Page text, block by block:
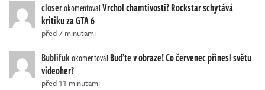
closerokomentovalVrchol chamtivosti? Rockstar schytává
kritiku za GTA 6
před 7 minutami
Bublifukokomentoval Buďte v obraze! Co červenec přinesl světu
videoher?
před 11 minutami